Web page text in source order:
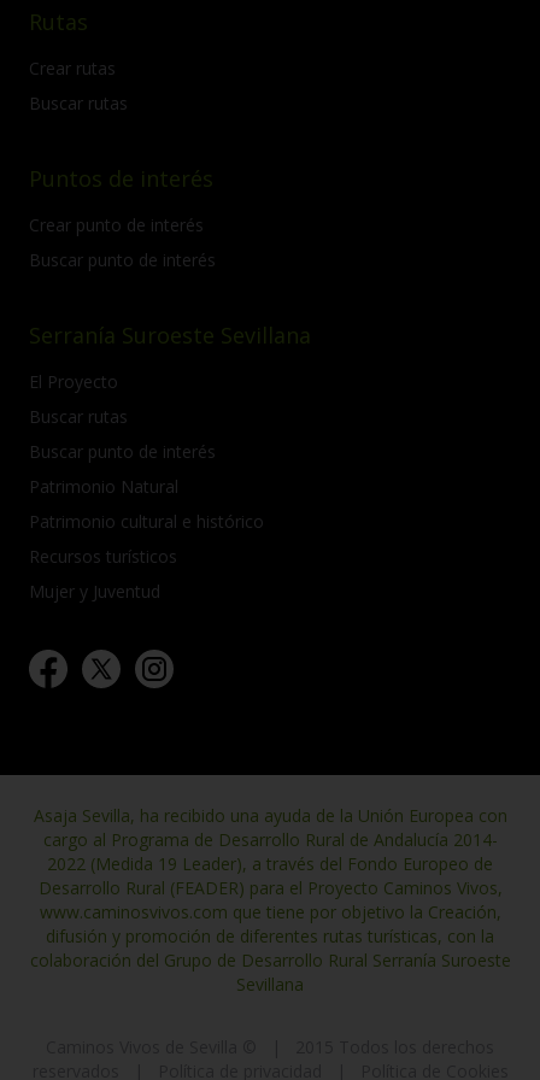
Rutas
Crear rutas
Buscar rutas
Puntos de interés
Crear punto de interés
Buscar punto de interés
Serranía Suroeste Sevillana
El Proyecto
Buscar rutas
Buscar punto de interés
Patrimonio Natural
Patrimonio cultural e histórico
Recursos turísticos
Mujer y Juventud
Asaja Sevilla, ha recibido una ayuda de la Unión Europea con
cargo al Programa de Desarrollo Rural de Andalucía 2014-
2022 (Medida 19 Leader), a través del Fondo Europeo de
Desarrollo Rural (FEADER) para el Proyecto Caminos Vivos,
www.caminosvivos.com que tiene por objetivo la Creación,
difusión y promoción de diferentes rutas turísticas, con la
colaboración del Grupo de Desarrollo Rural Serranía Suroeste
Sevillana